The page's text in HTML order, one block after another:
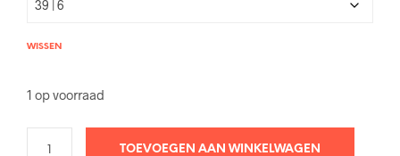
WISSEN
1 op voorraad
TOEVOEGEN AAN WINKELWAGEN